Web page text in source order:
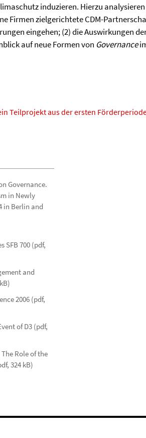
induzieren. Hierzu
Firmen zielgerichtete CDM-
eingehen; (2) die Auswirkungen
auf neue Formen von Governance
Teilprojekt aus der ersten
Governance.
in Newly
in Berlin and
SFB 700 (pdf,
and
2006 (pdf,
of D3 (pdf,
Role of the
324 kB)